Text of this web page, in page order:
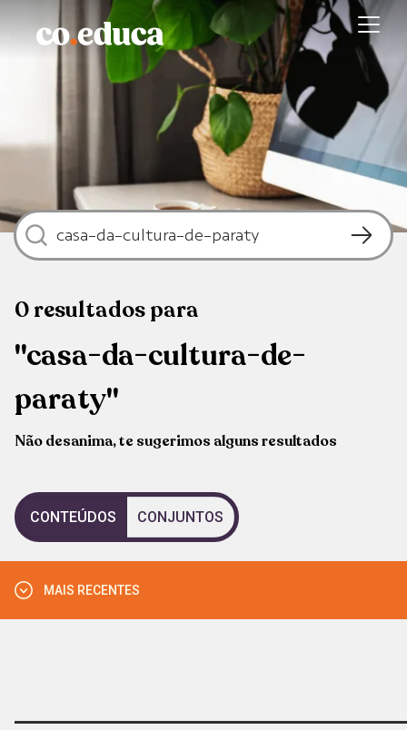
0resultadospara
"casa-da-cultura-de-
paraty"
Não desanima, te sugerimos alguns resultados
CONTEÚDOS CONJUNTOS
MAIS RECENTES